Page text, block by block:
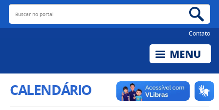
Buscar no portal
Contato
CALENDÁRIO